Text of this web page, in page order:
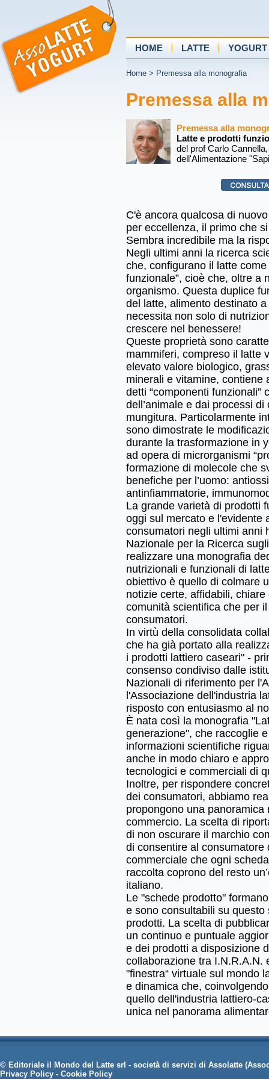
HOME LATTE YOGURT
Home > Premessa alla monografia
Premessa alla
Premessa alla
Latte e prodotti
del prof Carlo
dell'Alimentazione
C'è ancora qualcosa di
per eccellenza, il primo che
Sembra incredibile ma la
Negli ultimi anni la ricerca
che, configurano il latte
funzionale”, cioè che, oltre a
organismo. Questa duplice
del latte, alimento destinato
necessita non solo di
crescere nel benessere!
Queste proprietà sono
mammiferi, compreso il latte
elevato valore biologico,
minerali e vitamine, contiene
detti “componenti funzionali”
dell’animale e dai processi
mungitura. Particolarmente
sono dimostrate le
durante la trasformazione in
ad opera di microrganismi
formazione di molecole che
benefiche per l’uomo:
antinfiammatorie,
La grande varietà di prodotti
oggi sul mercato e l'evidente
consumatori negli ultimi anni
Nazionale per la Ricerca
realizzare una monografia
nutrizionali e funzionali di
obiettivo è quello di colmare
notizie certe, affidabili,
comunità scientifica che per
consumatori.
In virtù della consolidata
che ha già portato alla
i prodotti lattiero caseari" -
consenso condiviso dalle
Nazionali di riferimento per
l'Associazione dell'industria
risposto con entusiasmo al
È nata così la monografia
generazione", che raccoglie
informazioni scientifiche
anche in modo chiaro e
tecnologici e commerciali di
Inoltre, per rispondere
dei consumatori, abbiamo
propongono una
commercio. La scelta di
di non oscurare il marchio
di consentire al consumatore
commerciale che ogni
raccolta coprono del resto
italiano.
Le "schede prodotto"
e sono consultabili su
prodotti. La scelta di
un continuo e puntuale
e dei prodotti a disposizione
collaborazione tra I.N.R.A.N.
"finestra“ virtuale sul mondo
e dinamica che,
quello dell'industria lattiero-
unica nel panorama
© Editoriale il Mondo del Latte srl - società di servizi di Assolatte
Privacy Policy - Cookie Policy